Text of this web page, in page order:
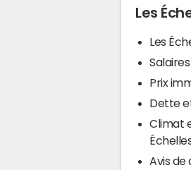
Les
Les
Prix
Dette
Climat
Avis de